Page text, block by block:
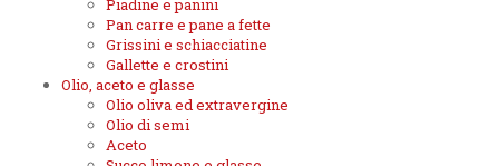
Piadine e panini
Pan carre e pane a fette
Grissini e schiacciatine
Gallette e crostini
Olio, aceto e glasse
Olio oliva ed extravergine
Olio di semi
Aceto